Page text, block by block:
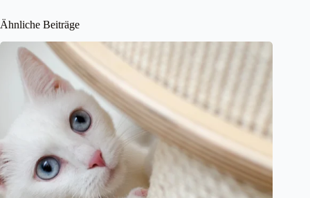
Ähnliche Beiträge